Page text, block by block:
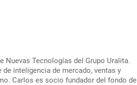
Nuevas Tecnologías del Grupo Uralita.
inteligencia de mercado, ventas y
Carlos es socio fundador del fondo de